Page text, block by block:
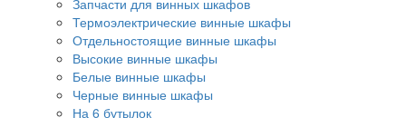
Запчасти для винных шкафов
Термоэлектрические винные шкафы
Отдельностоящие винные шкафы
Высокие винные шкафы
Белые винные шкафы
Черные винные шкафы
На 6 бутылок